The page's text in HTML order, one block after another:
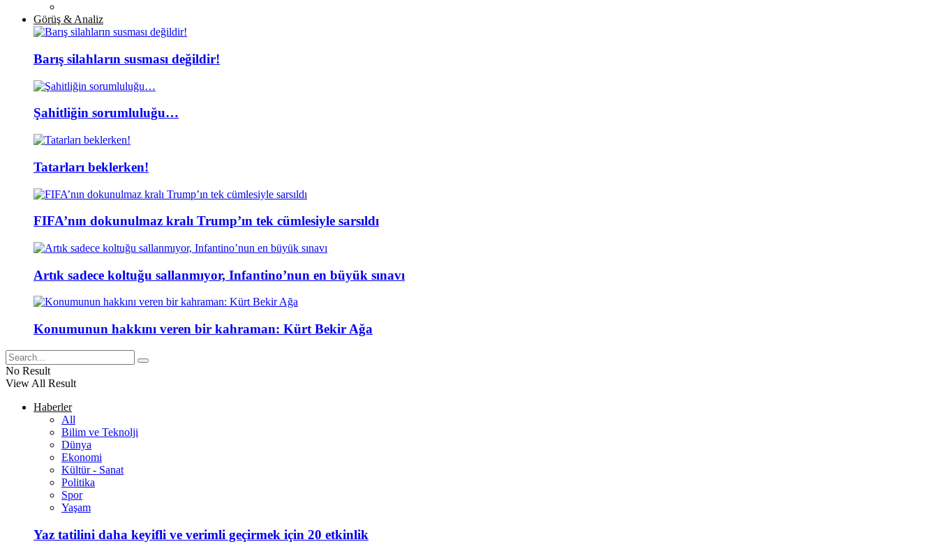
Görüş & Analiz
Barış silahların susması değildir!
Şahitliğin sorumluluğu…
Tatarları beklerken!
FIFA’nın dokunulmaz kralı Trump’ın tek cümlesiyle sarsıldı
Artık sadece koltuğu sallanmıyor, Infantino’nun en büyük sınavı
Konumunun hakkını veren bir kahraman: Kürt Bekir Ağa
No Result
View All Result
Haberler
All
Bilim ve Teknolji
Dünya
Ekonomi
Kültür - Sanat
Politika
Spor
Yaşam
Yaz tatilini daha keyifli ve verimli geçirmek için 20 etkinlik